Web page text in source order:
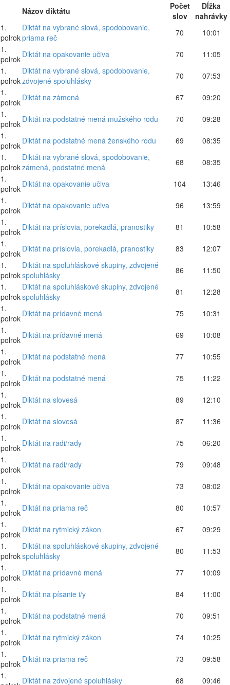
Názov diktátu
Počet
slov
Dĺžka
nahrávky
1.
polrok
Diktát na vybrané slová, spodobovanie,
priama reč
70
10:01
1.
polrok Diktát na opakovanie učiva 70
11:05
1.
polrok
Diktát na vybrané slová, spodobovanie,
zdvojené spoluhlásky
70
07:53
1.
polrok Diktát na zámená 67
09:20
1.
polrok Diktát na podstatné mená mužského rodu 70
09:28
1.
polrok Diktát na podstatné mená ženského rodu 69
08:35
1.
polrok
Diktát na vybrané slová, spodobovanie,
zámená, podstatné mená
68
08:35
1.
polrok Diktát na opakovanie učiva 104
13:46
1.
polrok Diktát na opakovanie učiva 96
13:59
1.
polrok Diktát na príslovia, porekadlá, pranostiky 81
10:58
1.
polrok Diktát na príslovia, porekadlá, pranostiky 83
12:07
1.
polrok
Diktát na spoluhláskové skupiny, zdvojené
spoluhlásky
86
11:50
1.
polrok
Diktát na spoluhláskové skupiny, zdvojené
spoluhlásky
81
12:28
1.
polrok Diktát na prídavné mená 75
10:31
1.
polrok Diktát na prídavné mená 69
10:08
1.
polrok Diktát na podstatné mená 77
10:55
1.
polrok Diktát na podstatné mená 75
11:22
1.
polrok Diktát na slovesá 89
12:10
1.
polrok Diktát na slovesá 87
11:36
1.
polrok Diktát na radi/rady 75
06:20
1.
polrok Diktát na radi/rady 79
09:48
1.
polrok Diktát na opakovanie učiva 73
08:02
1.
polrok Diktát na priama reč 80
10:57
1.
polrok Diktát na rytmický zákon 67
09:29
1.
polrok
Diktát na spoluhláskové skupiny, zdvojené
spoluhlásky
80
11:53
1.
polrok Diktát na prídavné mená 77
10:09
1.
polrok Diktát na písanie i/y 84
11:00
1.
polrok Diktát na podstatné mená 70
09:51
1.
polrok Diktát na rytmický zákon 74
10:25
1.
polrok Diktát na priama reč 73
09:58
1.
Diktát na zdvojené spoluhlásky 68 09:46